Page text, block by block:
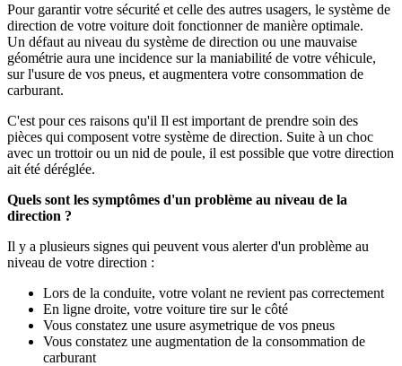
Pour garantir votre sécurité et celle des autres usagers, le système de
direction de votre voiture doit fonctionner de manière optimale.
Un défaut au niveau du système de direction ou une mauvaise
géométrie aura une incidence sur la maniabilité de votre véhicule,
sur l'usure de vos pneus, et augmentera votre consommation de
carburant.
C'est pour ces raisons qu'il Il est important de prendre soin des
pièces qui composent votre système de direction. Suite à un choc
avec un trottoir ou un nid de poule, il est possible que votre direction
ait été déréglée.
Quels sont les symptômes d'un problème au niveau de la
direction ?
Il y a plusieurs signes qui peuvent vous alerter d'un problème au
niveau de votre direction :
Lors de la conduite, votre volant ne revient pas correctement
En ligne droite, votre voiture tire sur le côté
Vous constatez une usure asymetrique de vos pneus
Vous constatez une augmentation de la consommation de
carburant